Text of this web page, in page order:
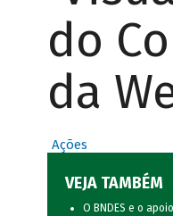
do
da
Ações
VEJA TAMBÉM
O BNDES e o